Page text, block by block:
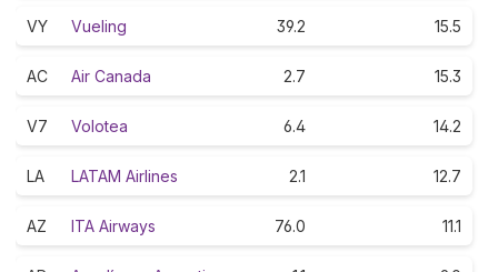
VY Vueling 39.2 15.5
AC Air Canada 2.7 15.3
V7 Volotea 6.4 14.2
LA LATAM Airlines 2.1 12.7
AZ ITA Airways 76.0 11.1